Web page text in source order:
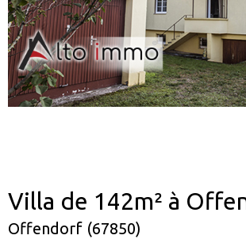
Villa de 142m² à
Offendorf (67850)